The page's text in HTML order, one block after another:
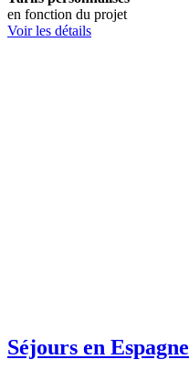
en fonction du projet
Voir les détails
Séjours en Espagne